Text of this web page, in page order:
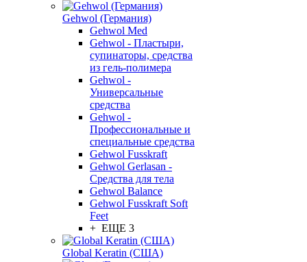
Gehwol (Германия)
Gehwol Med
Gehwol - Пластыри,
супинаторы, средства
из гель-полимера
Gehwol -
Универсальные
средства
Gehwol -
Профессиональные и
специальные средства
Gehwol Fusskraft
Gehwol Gerlasan -
Средства для тела
Gehwol Balance
Gehwol Fusskraft Soft
Feet
+ ЕЩЕ 3
Global Keratin (США)